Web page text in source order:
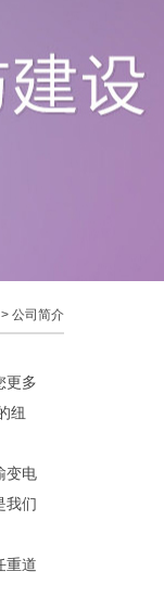
> 公司简介
更多
纽
变电
我们
重道